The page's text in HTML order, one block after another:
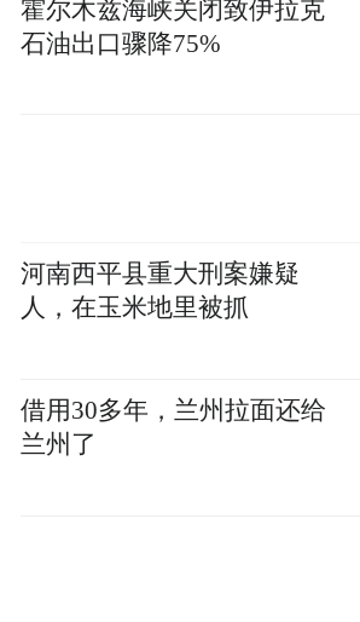
霍尔木兹海峡关闭致伊拉克
石油出口骤降75%
河南西平县重大刑案嫌疑
人，在玉米地里被抓
借用30多年，兰州拉面还给
兰州了